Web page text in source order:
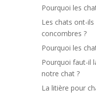
Pourquoi les
Les chats ont-
concombres ?
Pourquoi les
Pourquoi faut-il
notre chat ?
La litière pour